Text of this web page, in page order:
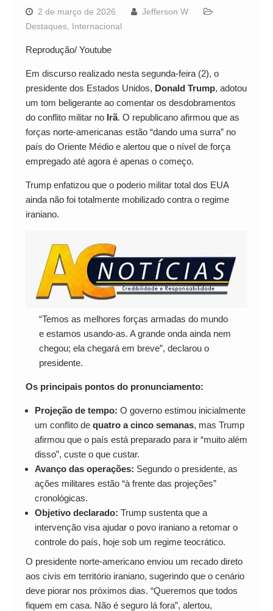
2 de março de 2026
Jefferson W
Destaques, Internacional
Reprodução/ Youtube
Em discurso realizado nesta segunda-feira (2), o
presidente dos Estados Unidos, Donald Trump, adotou
um tom beligerante ao comentar os desdobramentos
do conflito militar no Irã. O republicano afirmou que as
forças norte-americanas estão “dando uma surra” no
país do Oriente Médio e alertou que o nível de força
empregado até agora é apenas o começo.
Trump enfatizou que o poderio militar total dos EUA
ainda não foi totalmente mobilizado contra o regime
iraniano.
“Temos as melhores forças armadas do mundo
e estamos usando-as. A grande onda ainda nem
chegou; ela chegará em breve”, declarou o
presidente.
Os principais pontos do pronunciamento:
Projeção de tempo: O governo estimou inicialmente
um conflito de quatro a cinco semanas, mas Trump
afirmou que o país está preparado para ir “muito além
disso”, custe o que custar.
Avanço das operações: Segundo o presidente, as
ações militares estão “à frente das projeções”
cronológicas.
Objetivo declarado: Trump sustenta que a
intervenção visa ajudar o povo iraniano a retomar o
controle do país, hoje sob um regime teocrático.
O presidente norte-americano enviou um recado direto
aos civis em território iraniano, sugerindo que o cenário
deve piorar nos próximos dias. “Queremos que todos
fiquem em casa. Não é seguro lá fora”, alertou,